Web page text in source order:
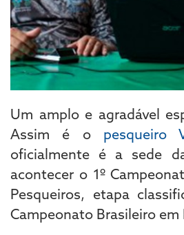
Um amplo e agradável
Assim é o pesqueiro
oficialmente é a sede
acontecer o 1º
Pesqueiros, etapa
Campeonato Brasileiro em